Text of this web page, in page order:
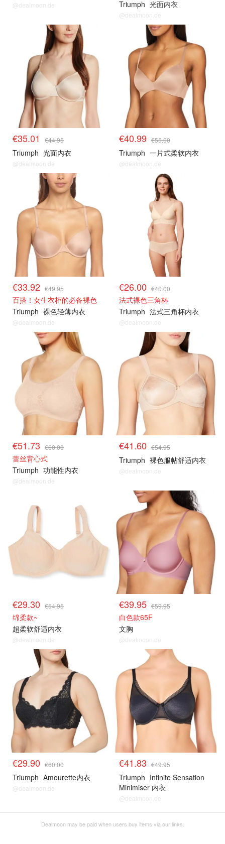
@dealmoon.de Triumph 光面内衣
@dealmoon.de
€35.01 €44.95
Triumph 光面内衣
@dealmoon.de
€40.99 €55.00
Triumph 一片式柔软内衣
@dealmoon.de
€33.92 €49.95
百搭！女生衣柜的必备裸色
Triumph 裸色轻薄内衣
@dealmoon.de
€26.00 €40.00
法式裸色三角杯
Triumph 法式三角杯内衣
@dealmoon.de
€51.73 €60.00
蕾丝背心式
Triumph 功能性内衣
@dealmoon.de
€41.60 €54.95
Triumph 裸色服帖舒适内衣
@dealmoon.de
€29.30 €54.95
绵柔款~
超柔软舒适内衣
@dealmoon.de
€39.95 €59.95
白色款65F
文胸
@dealmoon.de
€29.90 €60.00
Triumph Amourette内衣
@dealmoon.de
€41.83 €49.95
Triumph Infinite Sensation
Minimiser 内衣
@dealmoon.de
Dealmoon may be paid when users buy items via our links.